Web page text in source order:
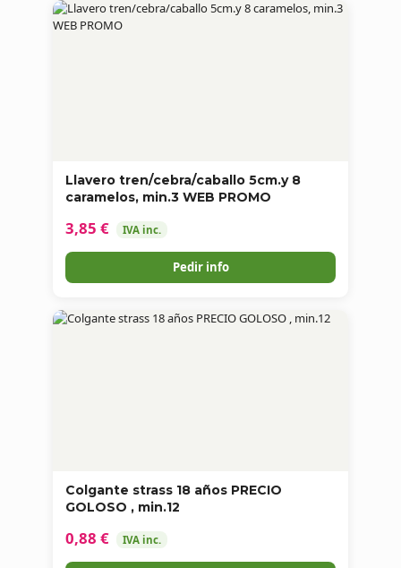
Llavero tren/cebra/caballo 5cm.y 8
caramelos, min.3 WEB PROMO
3,85 € IVA inc.
Pedir info
Colgante strass 18 años PRECIO
GOLOSO , min.12
0,88 € IVA inc.